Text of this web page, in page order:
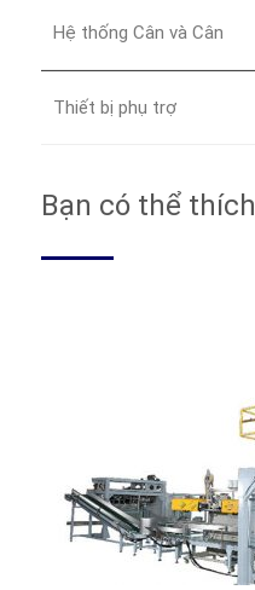
Hệ thống Cân và Cân
Thiết bị phụ trợ
Bạn có thể thích